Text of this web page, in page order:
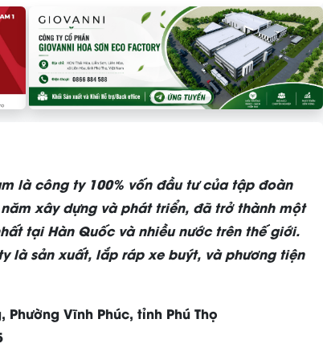
là công ty 100% vốn đầu tư của tập đoàn
xây dựng và phát triển, đã trở thành một
tại Hàn Quốc và nhiều nước trên thế giới.
là sản xuất, lắp ráp xe buýt, và phương tiện
Vĩnh Phúc, tỉnh Phú Thọ